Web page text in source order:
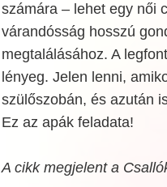
számára – lehet egy női
várandósság hosszú
megtalálásához. A
lényeg. Jelen lenni,
szülőszobán, és azután
Ez az apák feladata!
A cikk megjelent a